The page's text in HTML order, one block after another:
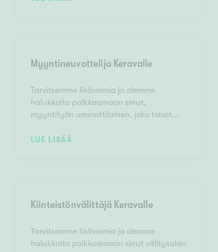
Myyntineuvottelija Keravalle
Tarvitsemme lisävoimia ja olemme
halukkaita palkkaamaan sinut,
myyntityön ammattilainen, joka toivot...
LUE LISÄÄ
Kiinteistönvälittäjä Keravalle
Tarvitsemme lisävoimia ja olemme
halukkaita palkkaamaan sinut välitysalan